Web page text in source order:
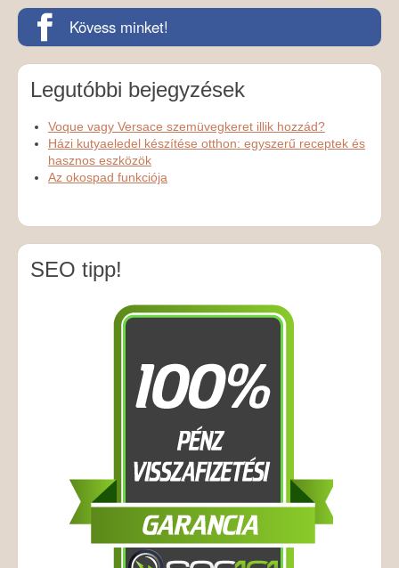
Kövess minket!
Legutóbbi bejegyzések
Voque vagy Versace szemüvegkeret illik hozzád?
Házi kutyaeledel készítése otthon: egyszerű receptek és
hasznos eszközök
Az okospad funkciója
SEO tipp!